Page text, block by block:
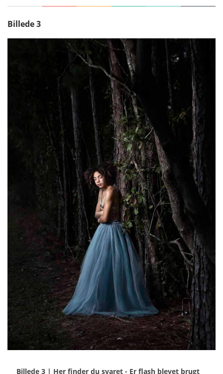
Therese bruger blitzlyset af to grunde: for det
første for at lysne skyggedetaljerne og for det
motivet. Når sollyset reflekteres fra grønt,
husvægge m.m., kan motivet nemt få et farveskær,
som kan være tidskrævende at rette op på senere
under redigeringen. Ved at tilsætte blitzlys får
motivet den rigtige farve med det samme.
Billede 3
Billede 3 | Her finder du svaret - Er flash blevet brugt